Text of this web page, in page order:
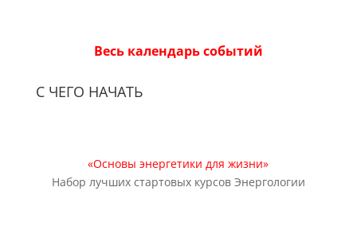
Весь календарь событий
С ЧЕГО НАЧАТЬ
«Основы энергетики для жизни»
Набор лучших стартовых курсов Энергологии